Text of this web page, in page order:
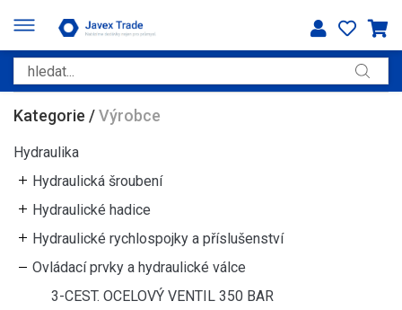
Kategorie /Výrobce
Hydraulika
Hydraulická šroubení
Hydraulické hadice
Hydraulické rychlospojky a příslušenství
Ovládací prvky a hydraulické válce
3-CEST. OCELOVÝ VENTIL 350 BAR